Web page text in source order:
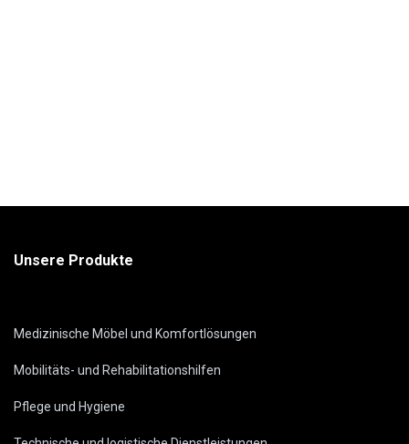
Unsere Produkte
Medizinische Möbel und Komfortlösungen
Mobilitäts- und Rehabilitationshilfen
Pflege und Hygiene